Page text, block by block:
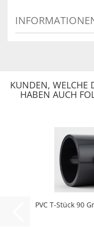
KUNDEN, WELCHE
HABEN AUCH
PVC T-Stück 90